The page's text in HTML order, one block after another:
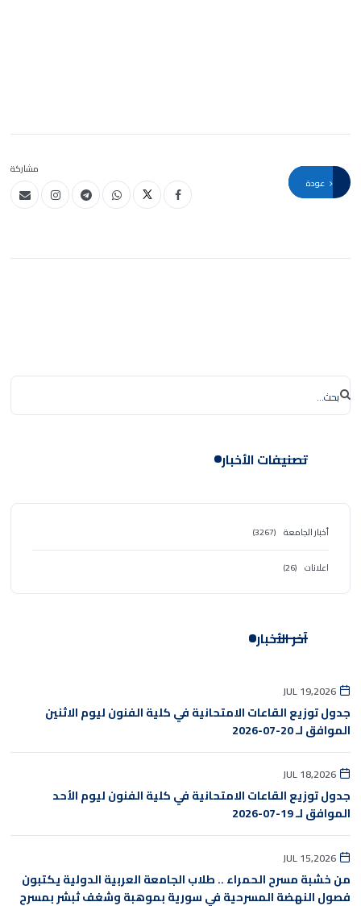
مشاركة
تصنيفات الأخبار
أخبار الجامعة (3267)
اعلانات (26)
آخر الأخبار
JUL 19,2026
جدول توزيع القاعات الامتحانية في كلية الفنون ليوم الاثنين
الموافق لـ 20-07-2026
JUL 18,2026
جدول توزيع القاعات الامتحانية في كلية الفنون ليوم الأحد
الموافق لـ 19-07-2026
JUL 15,2026
من خشبة مسرح الحمراء .. طلاب الجامعة العربية الدولية يكتبون
فصول النهضة المسرحية في سورية بموهبة وشغف ثبشر بمسرح